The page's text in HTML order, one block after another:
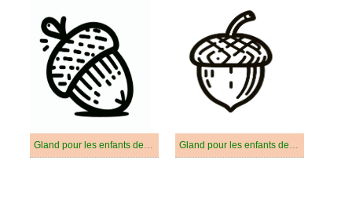
Gland pour les enfants de 1 an Gland pour les enfants de 2 ans